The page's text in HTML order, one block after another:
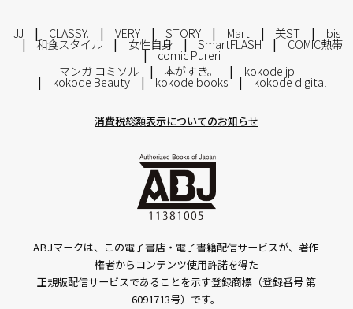
JJ CLASSY. VERY STORY Mart 美ST bis
和食スタイル 女性自身 SmartFLASH COMIC熱帯
comic Pureri
マンガ コミソル
本がすき。 kokode.jp
kokode Beauty kokode books kokode digital
消費税総額表示についてのお知らせ
ABJマークは、この電子書店・電子書籍配信サービスが、著作
権者からコンテンツ使用許諾を得た
正規版配信サービスであることを示す登録商標（登録番号 第
6091713号）です。